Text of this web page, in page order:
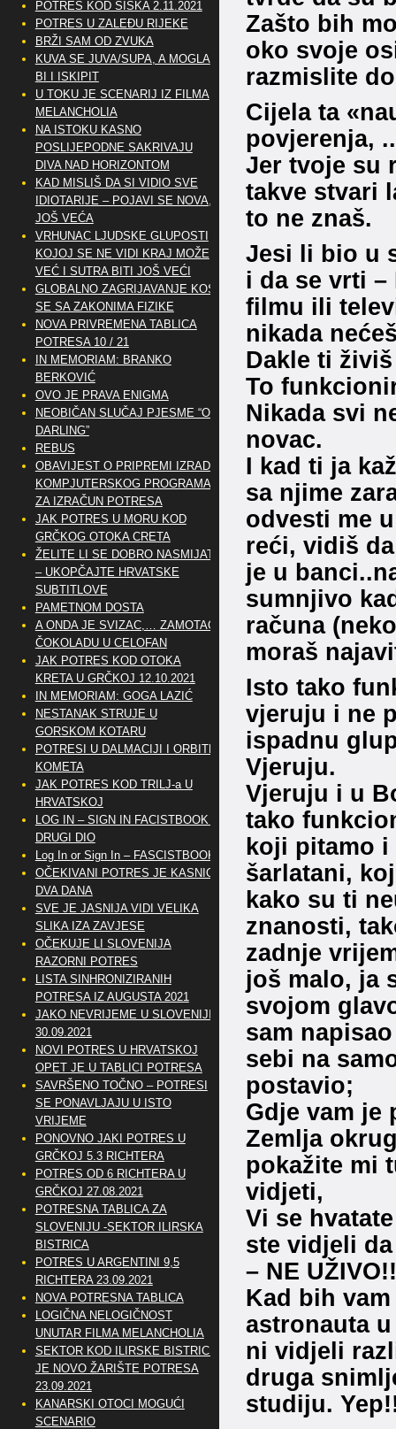
Zašto bih
oko svoje
razmislite
Cijela ta
povjerenja,
Jer tvoje su
takve stvari
to ne znaš.
Jesi li bio u
i da se vrti –
filmu ili
nikada
Dakle ti
To
Nikada svi
novac.
I kad ti ja
sa njime
odvesti me
reći, vidiš
je u
sumnjivo
računa
moraš
Isto tako
vjeruju i ne
ispadnu
Vjeruju.
Vjeruju i u
tako
koji pitamo i
šarlatani,
kako su ti
znanosti,
zadnje
još malo, ja
svojom
sam
sebi na
postavio;
Gdje vam je
Zemlja
pokažite mi
vidjeti,
Vi se
ste vidjeli
– NE
Kad bih
astronauta
ni vidjeli
druga
studiju.
POTRES KOD SISKA 2.11.2021
POTRES U ZALEĐU RIJEKE
BRŽI SAM OD ZVUKA
KUVA SE JUVA/SUPA, A MOGLA
BI I ISKIPIT
U TOKU JE SCENARIJ IZ FILMA
MELANCHOLIA
NA ISTOKU KASNO
POSLIJEPODNE SAKRIVAJU
DIVA NAD HORIZONTOM
KAD MISLIŠ DA SI VIDIO SVE
IDIOTARIJE – POJAVI SE NOVA,..
JOŠ VEĆA
VRHUNAC LJUDSKE GLUPOSTI
KOJOJ SE NE VIDI KRAJ MOŽE
VEĆ I SUTRA BITI JOŠ VEĆI
GLOBALNO ZAGRIJAVANJE KOSI
SE SA ZAKONIMA FIZIKE
NOVA PRIVREMENA TABLICA
POTRESA 10 / 21
IN MEMORIAM: BRANKO
BERKOVIĆ
OVO JE PRAVA ENIGMA
NEOBIČAN SLUČAJ PJESME “OH
DARLING”
REBUS
OBAVIJEST O PRIPREMI IZRADE
KOMPJUTERSKOG PROGRAMA
ZA IZRAČUN POTRESA
JAK POTRES U MORU KOD
GRČKOG OTOKA CRETA
ŽELITE LI SE DOBRO NASMIJATI
– UKOPČAJTE HRVATSKE
SUBTITLOVE
PAMETNOM DOSTA
A ONDA JE SVIZAC,… ZAMOTAO
ČOKOLADU U CELOFAN
JAK POTRES KOD OTOKA
KRETA U GRČKOJ 12.10.2021
IN MEMORIAM: GOGA LAZIĆ
NESTANAK STRUJE U
GORSKOM KOTARU
POTRESI U DALMACIJI I ORBITE
KOMETA
JAK POTRES KOD TRILJ-a U
HRVATSKOJ
LOG IN – SIGN IN FACISTBOOK –
DRUGI DIO
Log In or Sign In – FASCISTBOOK
OČEKIVANI POTRES JE KASNIO
DVA DANA
SVE JE JASNIJA VIDI VELIKA
SLIKA IZA ZAVJESE
OČEKUJE LI SLOVENIJA
RAZORNI POTRES
LISTA SINHRONIZIRANIH
POTRESA IZ AUGUSTA 2021
JAKO NEVRIJEME U SLOVENIJI
30.09.2021
NOVI POTRES U HRVATSKOJ
OPET JE U TABLICI POTRESA
SAVRŠENO TOČNO – POTRESI
SE PONAVLJAJU U ISTO
VRIJEME
PONOVNO JAKI POTRES U
GRČKOJ 5.3 RICHTERA
POTRES OD 6 RICHTERA U
GRČKOJ 27.08.2021
POTRESNA TABLICA ZA
SLOVENIJU -SEKTOR ILIRSKA
BISTRICA
POTRES U ARGENTINI 9,5
RICHTERA 23.09.2021
NOVA POTRESNA TABLICA
LOGIČNA NELOGIČNOST
UNUTAR FILMA MELANCHOLIA
SEKTOR KOD ILIRSKE BISTRICE
JE NOVO ŽARIŠTE POTRESA
23.09.2021
KANARSKI OTOCI MOGUĆI
SCENARIO